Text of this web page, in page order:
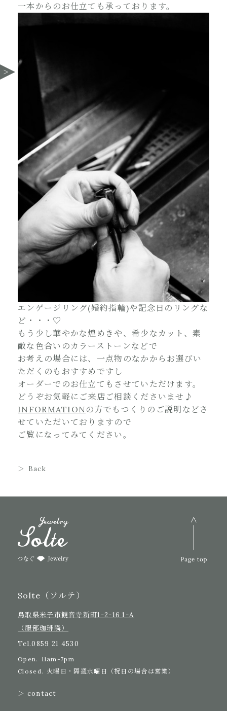
一本からのお仕立ても承っております。
エンゲージリング(婚約指輪)や記念日のリングな
ど・・・♡
もう少し華やかな煌めきや、希少なカット、素
敵な色合いのカラーストーンなどで
お考えの場合には、一点物のなかからお選びい
ただくのもおすすめですし
オーダーでのお仕立てもさせていただけます。
どうぞお気軽にご来店ご相談くださいませ♪
INFORMATION の方でもつくりのご説明などさ
せていただいておりますので
ご覧になってみてください。
Back
Solte（ソルテ）
鳥取県米子市観音寺新町1-2-16 1-A
（服部珈琲隣）
Tel.0859 21 4530
Open. 11am-7pm
Closed. 火曜日・隔週水曜日（祝日の場合は営業）
＞ contact